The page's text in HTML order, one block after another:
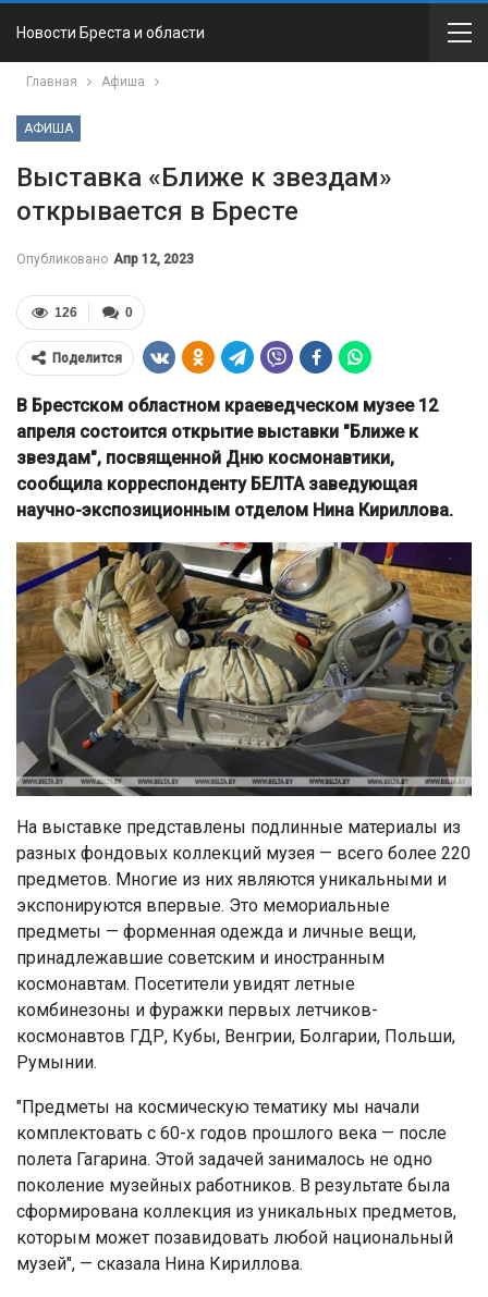
Новости Бреста и области
Главная Афиша
АФИША
Выставка «Ближе к звездам»
открывается в Бресте
Опубликовано Апр 12, 2023
0
126
Поделится
В Брестском областном краеведческом музее 12
апреля состоится открытие выставки "Ближе к
звездам", посвященной Дню космонавтики,
сообщила корреспонденту БЕЛТА заведующая
научно-экспозиционным отделом Нина Кириллова.
На выставке представлены подлинные материалы из
разных фондовых коллекций музея — всего более 220
предметов. Многие из них являются уникальными и
экспонируются впервые. Это мемориальные
предметы — форменная одежда и личные вещи,
принадлежавшие советским и иностранным
космонавтам. Посетители увидят летные
комбинезоны и фуражки первых летчиков-
космонавтов ГДР, Кубы, Венгрии, Болгарии, Польши,
Румынии.
"Предметы на космическую тематику мы начали
комплектовать с 60-х годов прошлого века — после
полета Гагарина. Этой задачей занималось не одно
поколение музейных работников. В результате была
сформирована коллекция из уникальных предметов,
которым может позавидовать любой национальный
музей", — сказала Нина Кириллова.